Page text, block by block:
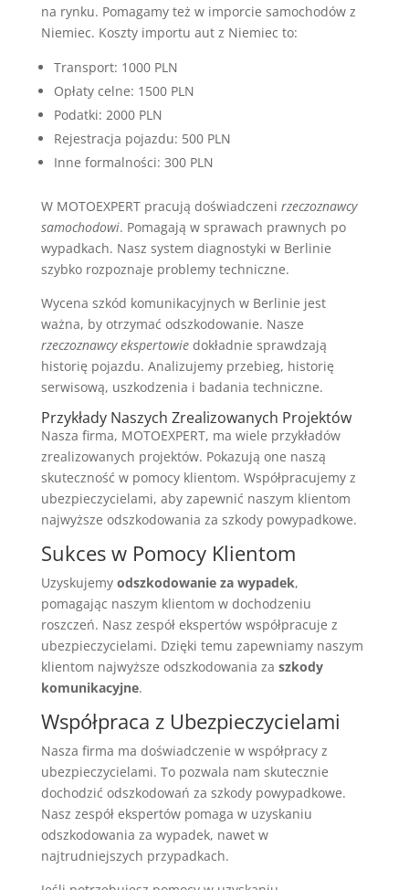
na rynku. Pomagamy też w imporcie samochodów z
Niemiec. Koszty importu aut z Niemiec to:
Transport: 1000 PLN
Opłaty celne: 1500 PLN
Podatki: 2000 PLN
Rejestracja pojazdu: 500 PLN
Inne formalności: 300 PLN
W MOTOEXPERT pracują doświadczeni rzeczoznawcy
samochodowi. Pomagają w sprawach prawnych po
wypadkach. Nasz system diagnostyki w Berlinie
szybko rozpoznaje problemy techniczne.
Wycena szkód komunikacyjnych w Berlinie jest
ważna, by otrzymać odszkodowanie. Nasze
rzeczoznawcy ekspertowiedokładnie sprawdzają
historię pojazdu. Analizujemy przebieg, historię
serwisową, uszkodzenia i badania techniczne.
Przykłady Naszych Zrealizowanych Projektów
Nasza firma, MOTOEXPERT, ma wiele przykładów
zrealizowanych projektów. Pokazują one naszą
skuteczność w pomocy klientom. Współpracujemy z
ubezpieczycielami, aby zapewnić naszym klientom
najwyższe odszkodowania za szkody powypadkowe.
Sukces w Pomocy Klientom
Uzyskujemy odszkodowanie za wypadek,
pomagając naszym klientom w dochodzeniu
roszczeń. Nasz zespół ekspertów współpracuje z
ubezpieczycielami. Dzięki temu zapewniamy naszym
klientom najwyższe odszkodowania za szkody
komunikacyjne.
Współpraca z Ubezpieczycielami
Nasza firma ma doświadczenie w współpracy z
ubezpieczycielami. To pozwala nam skutecznie
dochodzić odszkodowań za szkody powypadkowe.
Nasz zespół ekspertów pomaga w uzyskaniu
odszkodowania za wypadek, nawet w
najtrudniejszych przypadkach.